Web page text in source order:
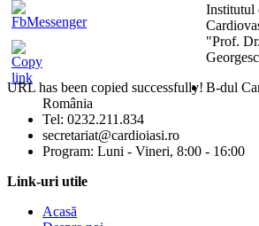
URL has been copied successfully!
Institutul
"Prof.
B-dul
România
Tel: 0232.211.834
secretariat@cardioiasi.ro
Program: Luni - Vineri, 8:00 - 16:00
Link-uri utile
Acasă